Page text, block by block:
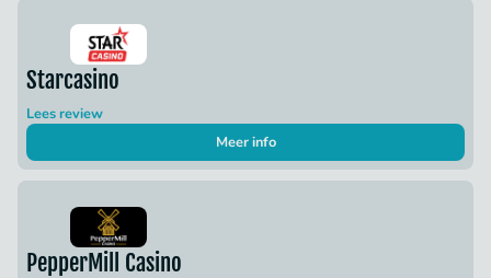
Starcasino
Lees review
Meer info
PepperMill Casino